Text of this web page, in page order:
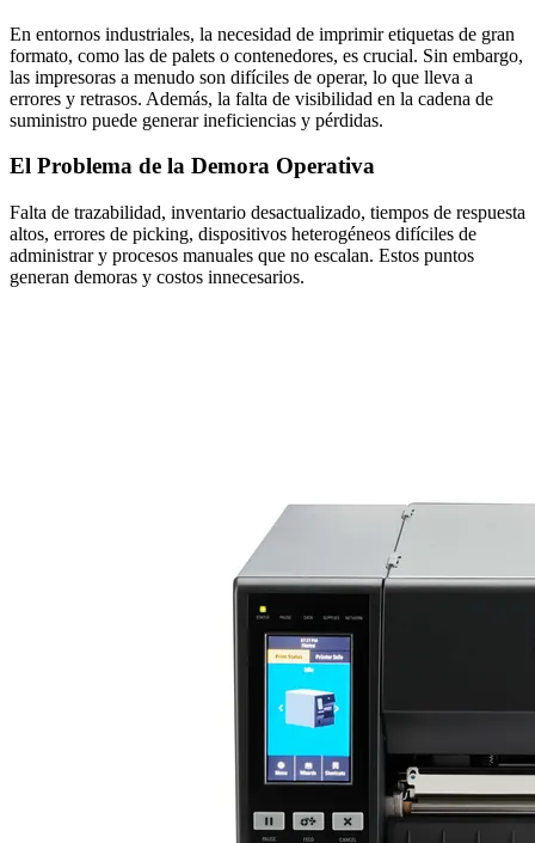
En entornos industriales, la necesidad de imprimir etiquetas de gran
formato, como las de palets o contenedores, es crucial. Sin embargo,
las impresoras a menudo son difíciles de operar, lo que lleva a
errores y retrasos. Además, la falta de visibilidad en la cadena de
suministro puede generar ineficiencias y pérdidas.
El Problema de la Demora Operativa
Falta de trazabilidad, inventario desactualizado, tiempos de respuesta
altos, errores de picking, dispositivos heterogéneos difíciles de
administrar y procesos manuales que no escalan. Estos puntos
generan demoras y costos innecesarios.